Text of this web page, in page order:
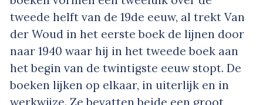
tweede helft van de 19de eeuw, al trekt Van
der Woud in het eerste boek de lijnen door
naar 1940 waar hij in het tweede boek aan
het begin van de twintigste eeuw stopt. De
boeken lijken op elkaar, in uiterlijk en in
werkwijze. Ze bevatten beide een groot